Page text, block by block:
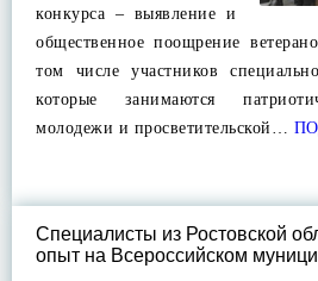
конкурса – выявление и
общественное поощрение
том числе участников
которые занимаются
молодежи и просветительской…
Специалисты из Ростовской
опыт на Всероссийском